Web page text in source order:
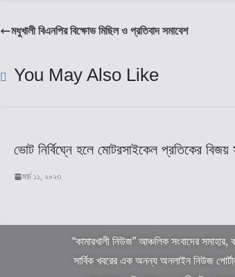
মধুখালী বিএনপির বিক্ষোভ মিছিল ও প্রতিবাদ সমাবেশ
You May Also Like
ভোট নির্বিঘ্নে হলে মোটরসাইকেল প্রতিকের বিজয়
মার্চ ১১, ২০২৩
“কামারখালী নিউজ” আঞ্চলিক সংবাদের
সার্বিক খবরের এক অনন্য অনলাইন নিউজ